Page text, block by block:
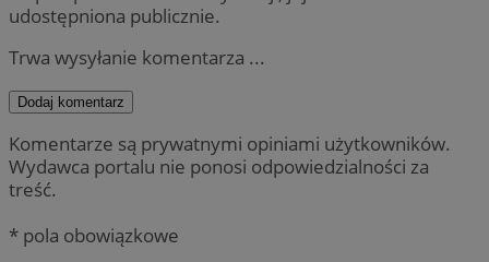
udostępniona publicznie.
Trwa wysyłanie komentarza ...
Dodaj komentarz
Komentarze są prywatnymi opiniami użytkowników.
Wydawca portalu nie ponosi odpowiedzialności za
treść.
* pola obowiązkowe